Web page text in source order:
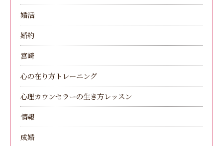
婚活
婚約
宮崎
心の在り方トレーニング
心理カウンセラーの生き方レッスン
情報
成婚